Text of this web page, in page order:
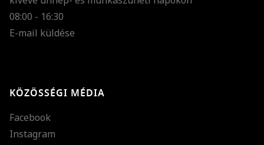
08:00 - 16:30
E-mail küldése
KÖZÖSSÉGI MÉDIA
Facebook
Instagram